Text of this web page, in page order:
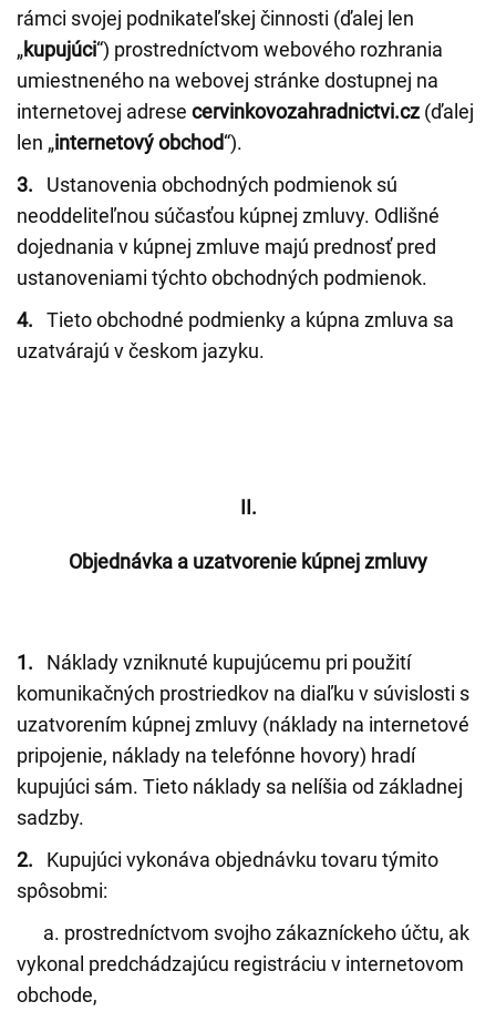
rámci svojej podnikateľskej činnosti (ďalej len
„kupujúci“) prostredníctvom webového rozhrania
umiestneného na webovej stránke dostupnej na
internetovej adrese cervinkovozahradnictvi.cz (ďalej
len „internetový obchod“).
3. Ustanovenia obchodných podmienok sú
neoddeliteľnou súčasťou kúpnej zmluvy. Odlišné
dojednania v kúpnej zmluve majú prednosť pred
ustanoveniami týchto obchodných podmienok.
4. Tieto obchodné podmienky a kúpna zmluva sa
uzatvárajú v českom jazyku.
II.
Objednávka a uzatvorenie kúpnej zmluvy
1. Náklady vzniknuté kupujúcemu pri použití
komunikačných prostriedkov na diaľku v súvislosti s
uzatvorením kúpnej zmluvy (náklady na internetové
pripojenie, náklady na telefónne hovory) hradí
kupujúci sám. Tieto náklady sa nelíšia od základnej
sadzby.
2. Kupujúci vykonáva objednávku tovaru týmito
spôsobmi:
a. prostredníctvom svojho zákazníckeho účtu, ak
vykonal predchádzajúcu registráciu v internetovom
obchode,